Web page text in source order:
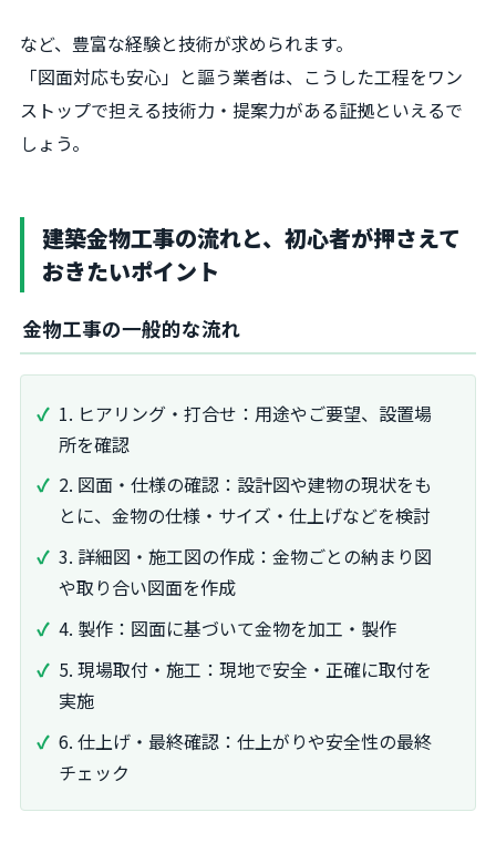
など、豊富な経験と技術が求められます。
「図面対応も安心」と謳う業者は、こうした工程をワン
ストップで担える技術力・提案力がある証拠といえるで
しょう。
建築金物工事の流れと、初心者が押さえて
おきたいポイント
金物工事の一般的な流れ
1. ヒアリング・打合せ：用途やご要望、設置場
所を確認
2. 図面・仕様の確認：設計図や建物の現状をも
とに、金物の仕様・サイズ・仕上げなどを検討
3. 詳細図・施工図の作成：金物ごとの納まり図
や取り合い図面を作成
4. 製作：図面に基づいて金物を加工・製作
5. 現場取付・施工：現地で安全・正確に取付を
実施
6. 仕上げ・最終確認：仕上がりや安全性の最終
チェック